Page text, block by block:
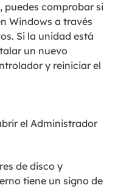
puedes comprobar si
Windows a través
Si la unidad está
un nuevo
y reiniciar el
el Administrador
de disco y
tiene un signo de